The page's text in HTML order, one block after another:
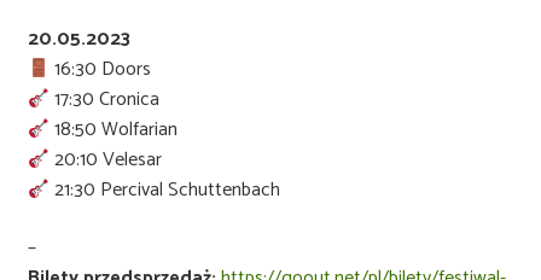
20.05.2023
16:30 Doors
17:30 Cronica
18:50 Wolfarian
20:10 Velesar
21:30 Percival Schuttenbach
–